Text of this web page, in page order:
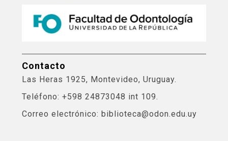
Contacto
Las Heras 1925, Montevideo, Uruguay.
Teléfono: +598 24873048 int 109.
Correo electrónico: biblioteca@odon.edu.uy